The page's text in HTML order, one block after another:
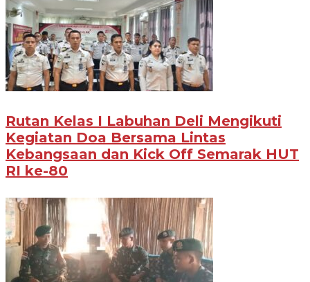
Rutan Kelas I Labuhan Deli Mengikuti
Kegiatan Doa Bersama Lintas
Kebangsaan dan Kick Off Semarak HUT
RI ke-80